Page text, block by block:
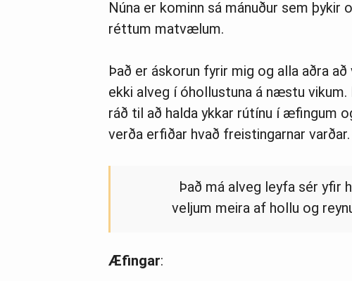
Núna er kominn sá mánuður sem
réttum matvælum.
Það er áskorun fyrir mig og alla aðra
ekki alveg í óhollustuna á næstu
ráð til að halda ykkar rútínu í æfingum
verða erfiðar hvað freistingarnar varðar.
Það má alveg leyfa sér yfir
veljum meira af hollu og
Æfingar: